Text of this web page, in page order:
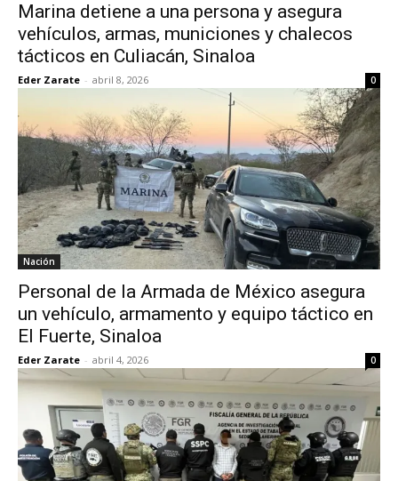
Marina detiene a una persona y asegura
vehículos, armas, municiones y chalecos
tácticos en Culiacán, Sinaloa
Eder Zarate - abril 8, 2026 0
Nación
Personal de la Armada de México asegura
un vehículo, armamento y equipo táctico en
El Fuerte, Sinaloa
Eder Zarate - abril 4, 2026 0